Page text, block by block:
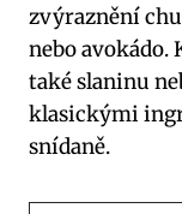
zvýraznění
nebo avokádo.
také slaninu
klasickými
snídaně.